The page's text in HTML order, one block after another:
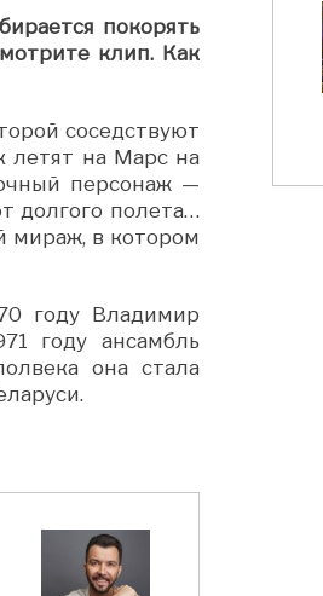
покорять
клип. Как
соседствуют
летят на Марс на
персонаж —
долгого полета…
мираж, в котором
году Владимир
году ансамбль
она стала